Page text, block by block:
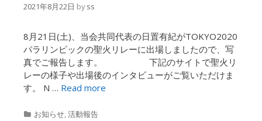
2021年8月22日 byss
8月21日(土)、当会共同代表の日置有紀がTOKYO2020
パラリンピックの聖火リレーに出場しましたので、写
真でご報告します。 下記のサイトで聖火リ
レーの様子や出場後のインタビューがご覧いただけま
す。 N … Read more
Categories
お知らせ,活動報告